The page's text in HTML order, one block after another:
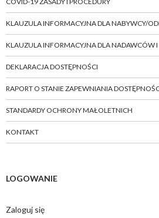
KLAUZULA INFORMACYJNA DLA NABYWCY/
KLAUZULA INFORMACYJNA DLA NADAWCÓW
DEKLARACJA DOSTĘPNOŚCI
RAPORT O STANIE ZAPEWNIANIA
STANDARDY OCHRONY MAŁOLETNICH
KONTAKT
LOGOWANIE
Zaloguj się